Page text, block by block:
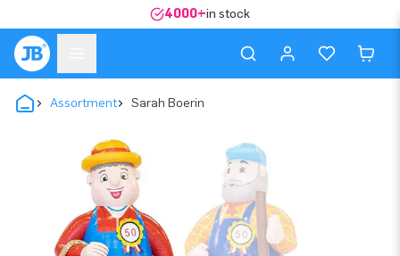
4000+in stock
Assortment Sarah Boerin